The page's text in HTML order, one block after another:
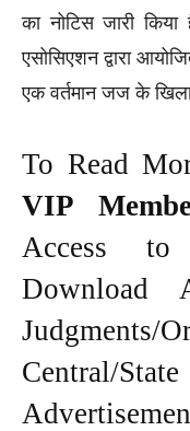
का नोटिस जारी
एसोसिएशन द्वारा
एक वर्तमान जज के
To Read
VIP
Access
Download
Central/